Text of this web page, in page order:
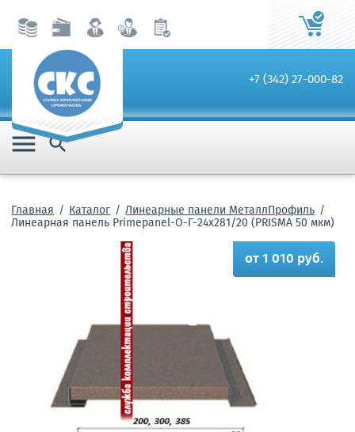
+7 (342) 27-000-82
 
Главная Каталог Линеарные панели МеталлПрофиль
Линеарная панель Primepanel-О-Г-24х281/20 (PRISMA 50 мкм)
от 1 010 руб.